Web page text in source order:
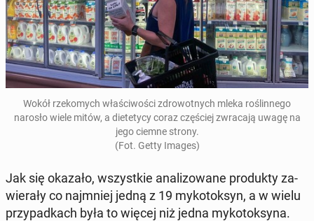
Wokół rze­ko­mych wła­ści­wo­ści zdro­wot­nych mleka ro­ślin­ne­go
narosło wiele mitów, a die­te­ty­cy coraz czę­ściej zwra­ca­ją uwagę na
jego ciemne strony.
(Fot. Getty Images)
Jak się okazało, wszyst­kie ana­li­zo­wa­ne pro­duk­ty za­
wie­ra­ły co naj­mniej jedną z 19 my­ko­tok­syn, a w wielu
przy­pad­kach była to więcej niż jedna my­ko­tok­sy­na.